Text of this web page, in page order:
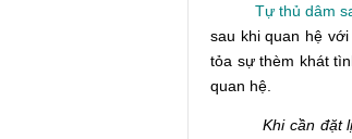
Tự thủ dâm
sau khi quan hệ
tỏa sự thèm khát
quan hệ.
Khi cần đặt lịch